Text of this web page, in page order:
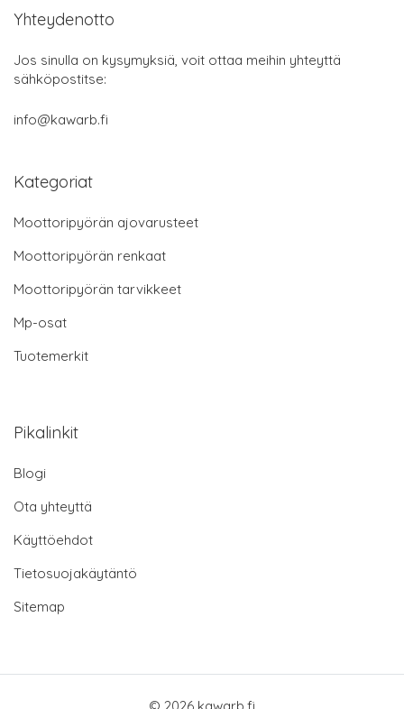
Yhteydenotto
Jos sinulla on kysymyksiä, voit ottaa meihin yhteyttä
sähköpostitse:
info@kawarb.fi
Kategoriat
Moottoripyörän ajovarusteet
Moottoripyörän renkaat
Moottoripyörän tarvikkeet
Mp-osat
Tuotemerkit
Pikalinkit
Blogi
Ota yhteyttä
Käyttöehdot
Tietosuojakäytäntö
Sitemap